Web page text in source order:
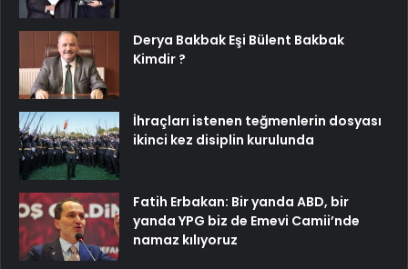
Derya Bakbak Eşi Bülent Bakbak
Kimdir ?
İhraçları istenen teğmenlerin dosyası
ikinci kez disiplin kurulunda
Fatih Erbakan: Bir yanda ABD, bir
yanda YPG biz de Emevi Camii’nde
namaz kılıyoruz